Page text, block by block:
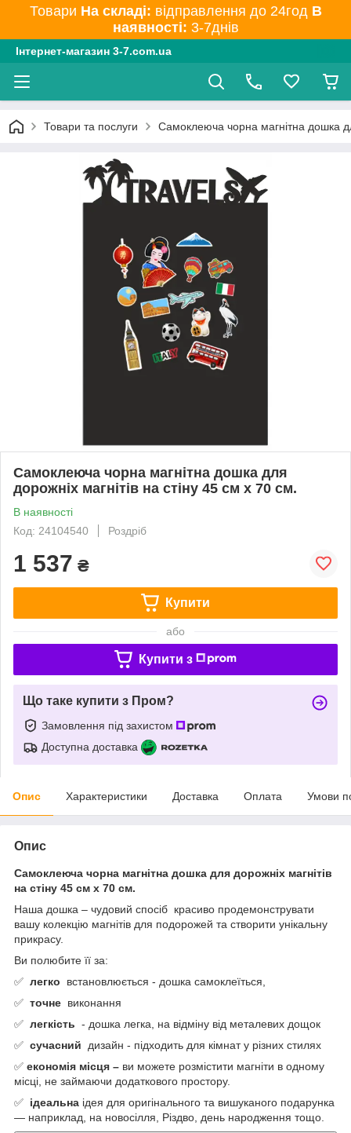
Товари На складі: відправлення до 24год В
наявності: 3-7днів
Інтернет-магазин 3-7.com.ua
Товари та послуги Самоклеюча чорна магнітна дошка
Самоклеюча чорна магнітна дошка для
дорожніх магнітів на стіну 45 см x 70 см.
В наявності
Код: 24104540
Роздріб
1 537 ₴
Купити
або
Купити з
Що таке купити з Пром?
Замовлення під захистом
Доступна доставка
Опис Характеристики Доставка Оплата Умови
Опис
Самоклеюча чорна магнітна дошка для дорожніх магнітів
на стіну 45 см x 70 см.
Наша дошка – чудовий спосіб красиво продемонструвати
вашу колекцію магнітів для подорожей та створити унікальну
прикрасу.
Ви полюбите її за:
✅ легко встановлюється - дошка самоклеїться,
✅ точне виконання
✅ легкість - дошка легка, на відміну від металевих дощок
✅ сучасний дизайн - підходить для кімнат у різних стилях
✅ економія місця – ви можете розмістити магніти в одному
місці, не займаючи додаткового простору.
✅ ідеальна ідея для оригінального та вишуканого подарунка
— наприклад, на новосілля, Різдво, день народження тощо.